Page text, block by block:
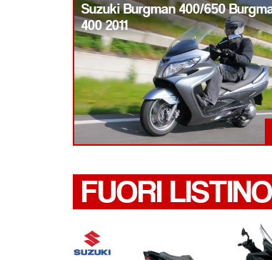
Suzuki Burgman 400/650
400 2011
FUORI LISTINO